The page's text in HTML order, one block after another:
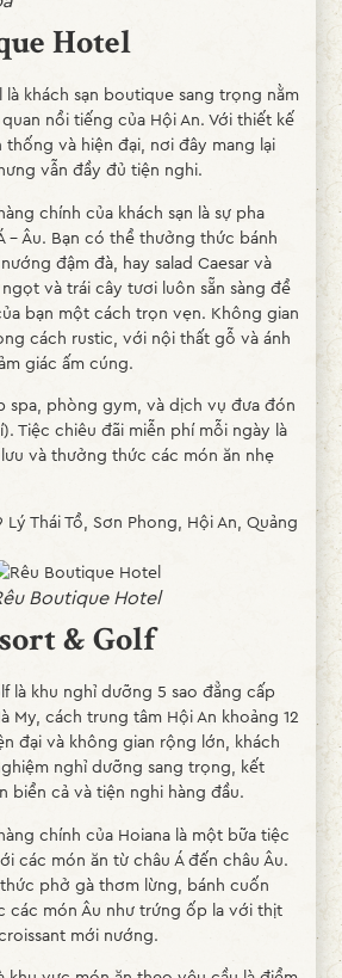
Hotel
khách sạn boutique sang trọng nằm
nổi tiếng của Hội An. Với thiết kế
và hiện đại, nơi đây mang lại
vẫn đầy đủ tiện nghi.
chính của khách sạn là sự pha
- Âu. Bạn có thể thưởng thức bánh
đậm đà, hay salad Caesar và
ngọt và trái cây tươi luôn sẵn sàng để
bạn một cách trọn vẹn. Không gian
cách rustic, với nội thất gỗ và ánh
giác ấm cúng.
spa, phòng gym, và dịch vụ đưa đón
Tiệc chiêu đãi miễn phí mỗi ngày là
và thưởng thức các món ăn nhẹ
Lý Thái Tổ, Sơn Phong, Hội An, Quảng
Boutique Hotel
& Golf
là khu nghỉ dưỡng 5 sao đẳng cấp
My, cách trung tâm Hội An khoảng 12
đại và không gian rộng lớn, khách
nghỉ dưỡng sang trọng, kết
biển cả và tiện nghi hàng đầu.
chính của Hoiana là một bữa tiệc
các món ăn từ châu Á đến châu Âu.
phở gà thơm lừng, bánh cuốn
các món Âu như trứng ốp la với thịt
mới nướng.